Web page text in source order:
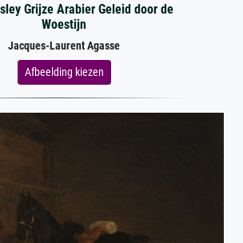
Grijze Arabier Geleid door de
Woestijn
Jacques-Laurent Agasse
Afbeelding kiezen